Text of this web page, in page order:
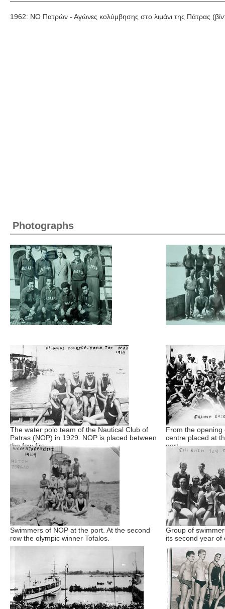
1962: ΝΟ Πατρών - Αγώνες κολύμβησης στο λιμάνι της Πάτρας
Photographs
The water polo team of the Nautical Club of
Patras (NOP) in 1929. NOP is placed between
the few firs...
From the
centre placed at
port
Swimmers of NOP at the port. At the second
row the olympic winner Tofalos.
Group of
its second year of